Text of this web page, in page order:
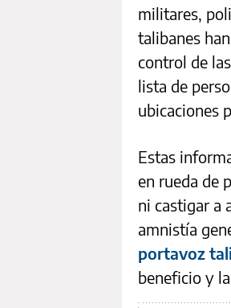
militares,
talibanes
control de
lista de
ubicaciones
Estas
en rueda de
ni castigar a
amnistía
portavoz
beneficio y